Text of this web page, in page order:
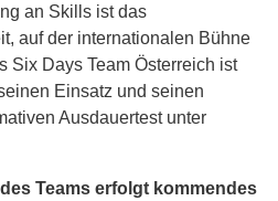
an Skills ist das
auf der internationalen Bühne
Six Days Team Österreich ist
Einsatz und seinen
Ausdauertest unter
Teams erfolgt kommendes